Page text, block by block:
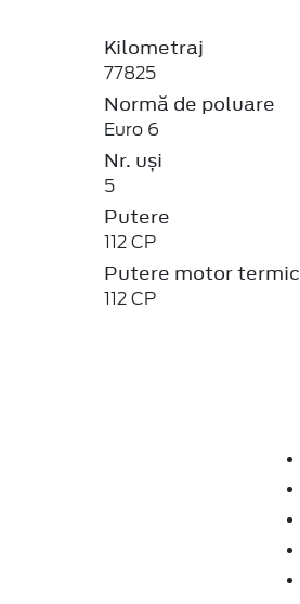
Kilometraj
77825
Normă de poluare
Euro 6
Nr. uși
5
Putere
112 CP
Putere motor termic
112 CP